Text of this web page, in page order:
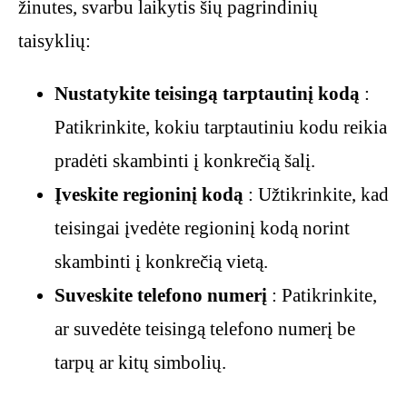
žinutes, svarbu laikytis šių pagrindinių
taisyklių:
Nustatykite teisingą tarptautinį kodą :
Patikrinkite, kokiu tarptautiniu kodu reikia
pradėti skambinti į konkrečią šalį.
Įveskite regioninį kodą : Užtikrinkite, kad
teisingai įvedėte regioninį kodą norint
skambinti į konkrečią vietą.
Suveskite telefono numerį : Patikrinkite,
ar suvedėte teisingą telefono numerį be
tarpų ar kitų simbolių.